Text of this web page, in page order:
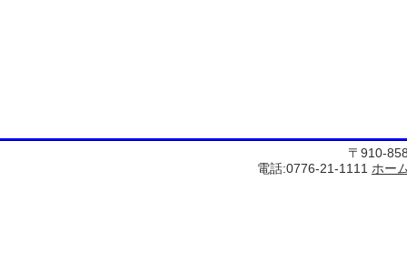
〒910-
電話:0776-21-1111 ホー